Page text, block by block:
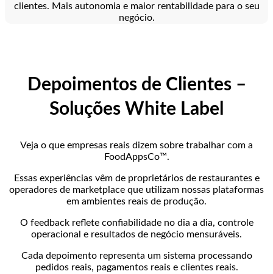
clientes. Mais autonomia e maior rentabilidade para o seu
negócio.
Depoimentos de Clientes –
Soluções White Label
Veja o que empresas reais dizem sobre trabalhar com a
FoodAppsCo™.
Essas experiências vêm de proprietários de restaurantes e
operadores de marketplace que utilizam nossas plataformas
em ambientes reais de produção.
O feedback reflete confiabilidade no dia a dia, controle
operacional e resultados de negócio mensuráveis.
Cada depoimento representa um sistema processando
pedidos reais, pagamentos reais e clientes reais.